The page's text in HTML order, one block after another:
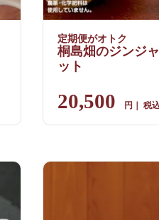
定期便がオトク
桐島畑のジンジ
ット
20,500 税